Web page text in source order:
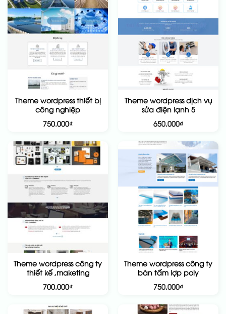
Theme wordpress thiết bị
công nghiệp
750.000₫
Theme wordpress dịch vụ
sửa điện lạnh 5
650.000₫
Theme wordpress công ty
thiết kế ,maketing
700.000₫
Theme wordpress công ty
bán tấm lợp poly
750.000₫